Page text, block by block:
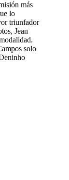
más
lo
triunfador
Jean
solo